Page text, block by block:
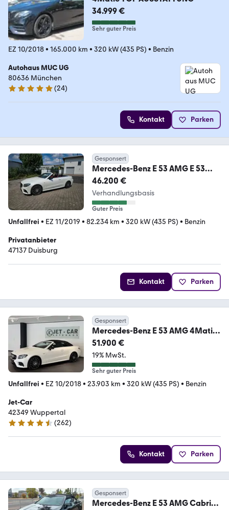
34.999 €
Sehr guter Preis
EZ 10/2018• 165.000 km • 320 kW (435 PS) • Benzin
Autohaus MUC UG
80636 München
4.9 Sterne
(24)
Kontakt Parken
Gesponsert
Mercedes-Benz E 53 AMG E 53
4MATIC+ Autom. Standard
46.200 €
Verhandlungsbasis
Guter Preis
Unfallfrei • EZ 11/2019 • 82.234 km • 320 kW (435 PS) • Benzin
Privatanbieter
47137 Duisburg
Kontakt Parken
Gesponsert
Mercedes-Benz E 53 AMG 4Matic
*Designo-Kamera-Memory-MwSt-
20"*
51.900 €
19% MwSt.
Sehr guter Preis
Unfallfrei • EZ 10/2018• 23.903 km • 320 kW (435 PS) • Benzin
Jet-Car
42349 Wuppertal
4.7 Sterne
(262)
Kontakt Parken
Gesponsert
Mercedes-Benz E 53 AMG Cabrio